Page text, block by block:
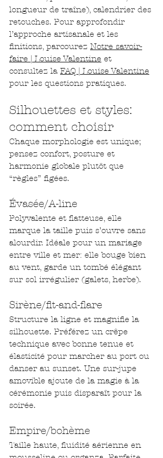
longueur de traîne), calendrier des
retouches. Pour approfondir
l’approche artisanale et les
finitions, parcourez Notre savoir-
faire | Louise Valentine et
consultez la FAQ | Louise Valentine
pour les questions pratiques.
Silhouettes et styles:
comment choisir
Chaque morphologie est unique;
pensez confort, posture et
harmonie globale plutôt que
“règles” figées.
Évasée/A-line
Polyvalente et flatteuse, elle
marque la taille puis s’ouvre sans
alourdir. Idéale pour un mariage
entre ville et mer: elle bouge bien
au vent, garde un tombé élégant
sur sol irrégulier (galets, herbe).
Sirène/fit-and-flare
Structure la ligne et magnifie la
silhouette. Préférez un crêpe
technique avec bonne tenue et
élasticité pour marcher au port ou
danser au sunset. Une sur-jupe
amovible ajoute de la magie à la
cérémonie puis disparaît pour la
soirée.
Empire/bohème
Taille haute, fluidité aérienne en